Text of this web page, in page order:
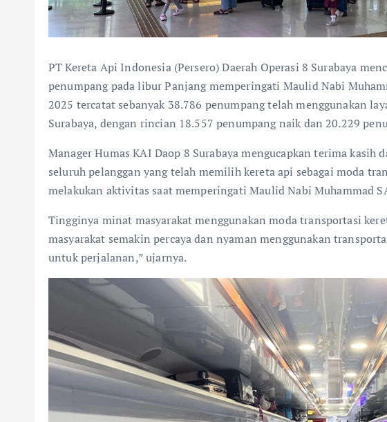
PT Kereta Api Indonesia (Persero) Daerah Operasi 8 Surabaya
penumpang pada libur Panjang memperingati Maulid Nabi
2025 tercatat sebanyak 38.786 penumpang telah menggunakan
Surabaya, dengan rincian 18.557 penumpang naik dan 20.229
Manager Humas KAI Daop 8 Surabaya mengucapkan terima
seluruh pelanggan yang telah memilih kereta api sebagai moda
melakukan aktivitas saat memperingati Maulid Nabi Muhammad
Tingginya minat masyarakat menggunakan moda transportasi
masyarakat semakin percaya dan nyaman menggunakan
untuk perjalanan,” ujarnya.